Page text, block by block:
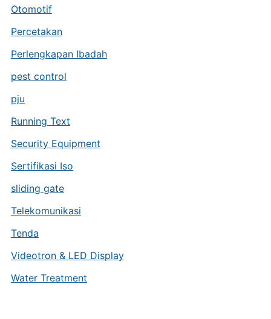
Otomotif
Percetakan
Perlengkapan Ibadah
pest control
pju
Running Text
Security Equipment
Sertifikasi Iso
sliding gate
Telekomunikasi
Tenda
Videotron & LED Display
Water Treatment